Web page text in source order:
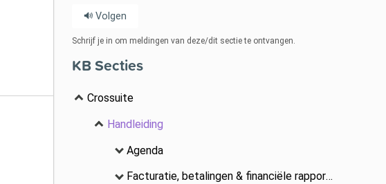
Volgen
Schrijf je in om meldingen van deze/dit sectie te ontvangen.
KB Secties
Crossuite
Handleiding
Agenda
Facturatie, betalingen & financiële rapportage